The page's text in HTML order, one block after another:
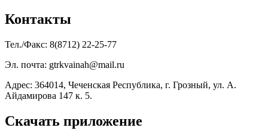
Контакты
Тел./Факс: 8(8712) 22-25-77
Эл. почта: gtrkvainah@mail.ru
Адрес: 364014, Чеченская Республика, г. Грозный, ул. А.
Айдамирова 147 к. 5.
Скачать приложение